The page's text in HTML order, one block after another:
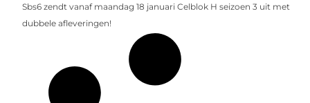
Sbs6 zendt vanaf maandag 18 januari Celblok H seizoen 3 uit met
dubbele afleveringen!